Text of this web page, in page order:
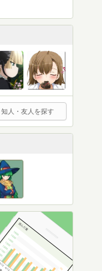
知人・友人を探す